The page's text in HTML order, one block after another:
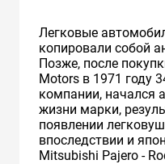
Легковые
копировали собой
Позже, после
Motors в 1971 году
компании, начался
жизни марки,
появлении
впоследствии и
Mitsubishi Pajero -